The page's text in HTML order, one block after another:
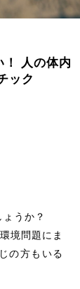
人の体内
ック
うか？
境問題にま
の方もいる